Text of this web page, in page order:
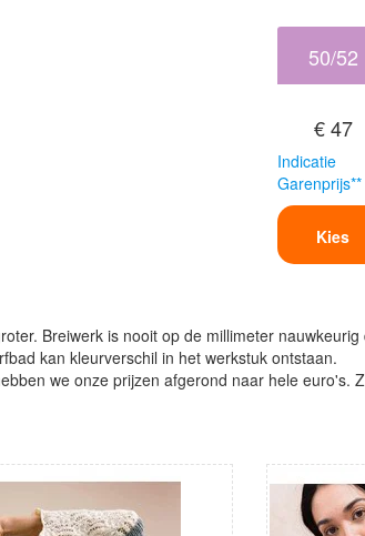
50/52
€ 47
Indicatie
Garenprijs**
Kies
Breiwerk is nooit op de millimeter
kan kleurverschil in het werkstuk ontstaan.
we onze prijzen afgerond naar hele euro's.